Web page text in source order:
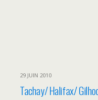
29 JUIN 2010
Tachay/ Halifax/